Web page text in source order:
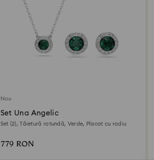
Nou
Set Una Angelic
Set (2), Tăietură rotundă, Verde, Placat cu rodiu
779 RON